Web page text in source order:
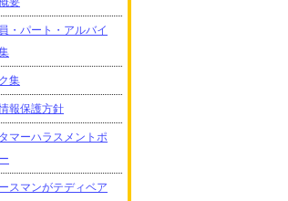
・パート・アルバイ
集
報保護方針
マーハラスメントポ
スマンがテディベア